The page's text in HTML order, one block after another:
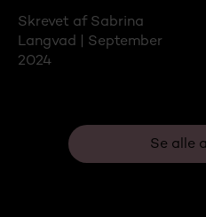
Skrevet af Sabrina
Langvad | September
2024
Se alle